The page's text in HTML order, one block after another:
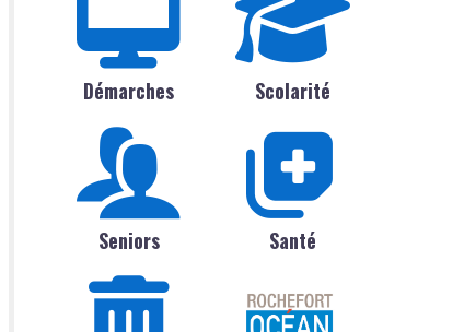
Démarches Scolarité
Seniors Santé